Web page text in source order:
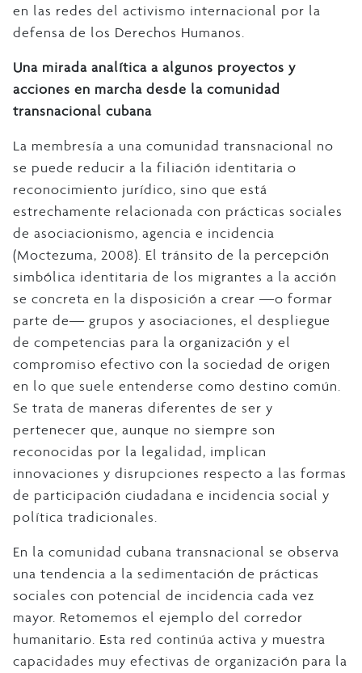
en las redes del activismo internacional por la
defensa de los Derechos Humanos.
Una mirada analítica a algunos proyectos y
acciones en marcha desde la comunidad
transnacional cubana
La membresía a una comunidad transnacional no
se puede reducir a la filiación identitaria o
reconocimiento jurídico, sino que está
estrechamente relacionada con prácticas sociales
de asociacionismo, agencia e incidencia
(Moctezuma, 2008). El tránsito de la percepción
simbólica identitaria de los migrantes a la acción
se concreta en la disposición a crear ―o formar
parte de― grupos y asociaciones, el despliegue
de competencias para la organización y el
compromiso efectivo con la sociedad de origen
en lo que suele entenderse como destino común.
Se trata de maneras diferentes de ser y
pertenecer que, aunque no siempre son
reconocidas por la legalidad, implican
innovaciones y disrupciones respecto a las formas
de participación ciudadana e incidencia social y
política tradicionales.
En la comunidad cubana transnacional se observa
una tendencia a la sedimentación de prácticas
sociales con potencial de incidencia cada vez
mayor. Retomemos el ejemplo del corredor
humanitario. Esta red continúa activa y muestra
capacidades muy efectivas de organización para la